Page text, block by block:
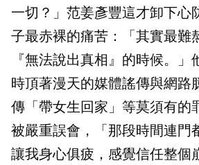
一切？」范姜彥豐這才卸下心
子最赤裸的痛苦：「其實最難
『無法說出真相』的時候。」
時頂著漫天的媒體謠傳與網路
傳「帶女生回家」等莫須有的
被嚴重誤會，「那段時間連門
讓我身心俱疲，感覺信任整個